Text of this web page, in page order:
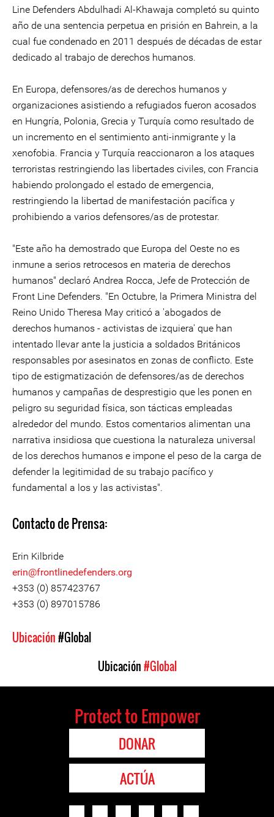
Line Defenders Abdulhadi Al-Khawaja completó su quinto
año de una sentencia perpetua en prisión en Bahrein, a la
cual fue condenado en 2011 después de décadas de estar
dedicado al trabajo de derechos humanos.
En Europa, defensores/as de derechos humanos y
organizaciones asistiendo a refugiados fueron acosados
en Hungría, Polonia, Grecia y Turquía como resultado de
un incremento en el sentimiento anti-inmigrante y la
xenofobia. Francia y Turquía reaccionaron a los ataques
terroristas restringiendo las libertades civiles, con Francia
habiendo prolongado el estado de emergencia,
restringiendo la libertad de manifestación pacífica y
prohibiendo a varios defensores/as de protestar.
"Este año ha demostrado que Europa del Oeste no es
inmune a serios retrocesos en materia de derechos
humanos" declaró Andrea Rocca, Jefe de Protección de
Front Line Defenders. "En Octubre, la Primera Ministra del
Reino Unido Theresa May criticó a 'abogados de
derechos humanos - activistas de izquiera' que han
intentado llevar ante la justicia a soldados Británicos
responsables por asesinatos en zonas de conflicto. Este
tipo de estigmatización de defensores/as de derechos
humanos y campañas de desprestigio que les ponen en
peligro su seguridad física, son tácticas empleadas
alrededor del mundo. Estos comentarios alimentan una
narrativa insidiosa que cuestiona la naturaleza universal
de los derechos humanos e impone el peso de la carga de
defender la legitimidad de su trabajo pacífico y
fundamental a los y las activistas".
Contacto de Prensa:
Erin Kilbride
erin@frontlinedefenders.org
+353 (0) 857423767
+353 (0) 897015786
Ubicación#Global
Ubicación#Global
Protect to Empower
DONAR
ACTÚA